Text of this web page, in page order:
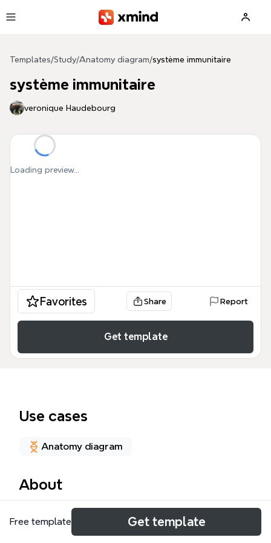
Templates/Study/Anatomy diagram/système immunitaire
système immunitaire
veronique Haudebourg
Loading preview...
Favorites Share Report
Get template
Use cases
Anatomy diagram
About
Ce modèle de carte mentale sur le système
immunitaire offre une structure académique
Free template Get template